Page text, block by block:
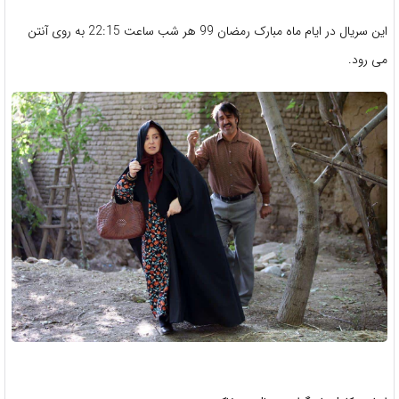
این سریال در ایام ماه مبارک رمضان 99 هر شب ساعت 22:15 به روی آنتن
می رود.